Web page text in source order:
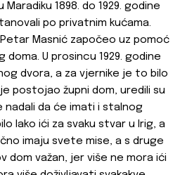
1898. do 1929. godine
po privatnim kućama.
Masnić započeo uz pomoć
doma. U prosincu 1929. godine
dvora, a za vjernike je to bilo
postojao župni dom, uredili su
nadali da će imati i stalnog
lako ići za svaku stvar u Irig, a
imaju svete mise, a s druge
dom važan, jer više ne mora ići